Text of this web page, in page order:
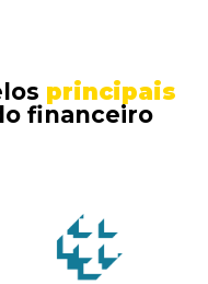
principais
financeiro